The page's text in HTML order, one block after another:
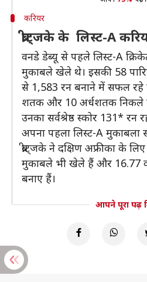
करियर
ब्रीट्जके के लिस्ट-A
वनडे डेब्यू से पहले लिस्ट-A
मुकाबले खेले थे। इसकी 58
से 1,583 रन बनाने में सफल
शतक और 10 अर्धशतक निकले
उनका सर्वश्रेष्ठ स्कोर 131* रन
अपना पहला लिस्ट-A मुकाबला
ब्रीट्जके ने दक्षिण अफ्रीका के
मुकाबले भी खेले हैं और 16.77
बनाए हैं।
आपने पूरा पढ़